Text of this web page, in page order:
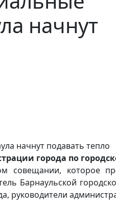
начнут
города по
совещании, которое
Барнаульской
руководители